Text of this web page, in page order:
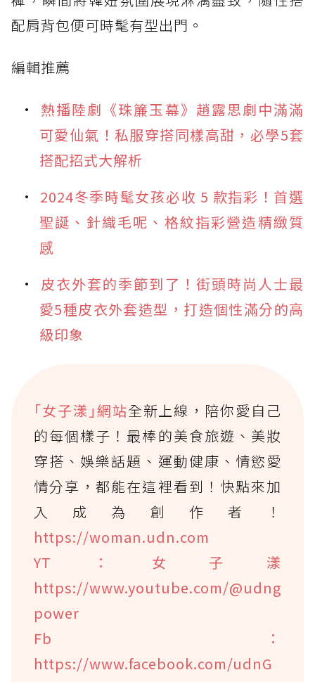
配肩背包便可時髦有型出門。
編輯推薦
熱播陸劇《珠簾玉幕》趙露思劇中滿滿
可愛仙氣！私服穿搭同樣高甜，必學5套
搭配招式大解析
2024冬季時髦女孩必收 5 款指彩！首選
聖誕、針織毛呢、格紋指彩營造精緻質
感
皮衣外套的季節到了！街頭時尚人士最
愛5種皮衣外套造型，打造個性滿分的高
級印象
｢女子漾｣網站全新上線，陪你愛自己
的每個樣子！最棒的美食旅遊、美妝
穿搭、娛樂話題、運動健康、情慾愛
情分享，都能在這裡看到！快點來加
入成為創作者！
https://woman.udn.com
YT：女子漾
https://www.youtube.com/@udng
power
Fb：
https://www.facebook.com/udnG